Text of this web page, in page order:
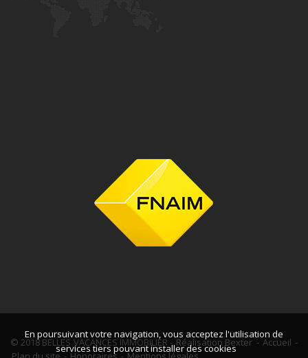
© 2018 BELLES VACANCES IMMOBILIER -Réalisation Bexter - Accueil -
En poursuivant votre navigation, vous acceptez l'utilisation de
services tiers pouvant installer des cookies